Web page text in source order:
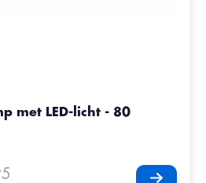
met LED-licht - 80